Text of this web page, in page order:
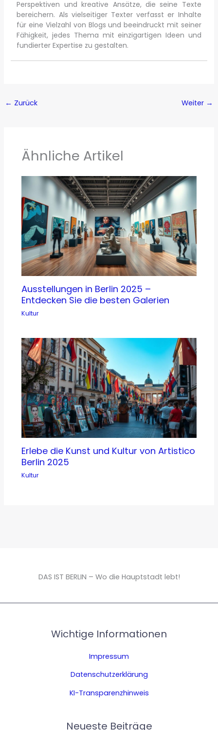
Perspektiven und kreative Ansätze, die seine Texte
bereichern. Als vielseitiger Texter verfasst er Inhalte
für eine Vielzahl von Blogs und beeindruckt mit seiner
Fähigkeit, jedes Thema mit einzigartigen Ideen und
fundierter Expertise zu gestalten.
← Zurück Weiter →
Ähnliche Artikel
Ausstellungen in Berlin 2025 –
Entdecken Sie die besten Galerien
Kultur
Erlebe die Kunst und Kultur von Artistico
Berlin 2025
Kultur
DAS IST BERLIN – Wo die Hauptstadt lebt!
Wichtige Informationen
Impressum
Datenschutzerklärung
KI-Transparenzhinweis
Neueste Beiträge